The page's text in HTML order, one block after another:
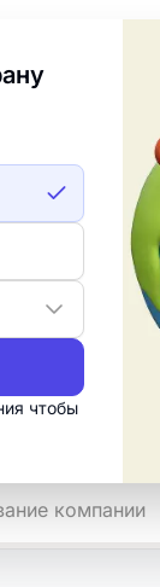
чтобы
This page is
веба и